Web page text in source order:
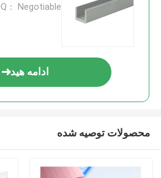
： Negotiable
ادامه هید
محصولات توصیه شده